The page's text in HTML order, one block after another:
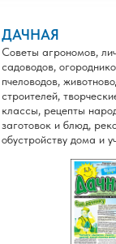
ДАЧНАЯ
Советы агрономов,
садоводов,
пчеловодов,
строителей,
классы, рецепты
заготовок и блюд,
обустройству дома и